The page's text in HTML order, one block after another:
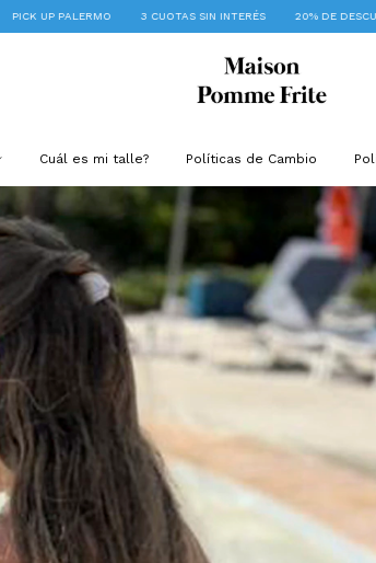
3 CUOTAS SIN INTERÉS 20% DE DESCUENTO CON
Cuál es mi talle? Políticas de Cambio